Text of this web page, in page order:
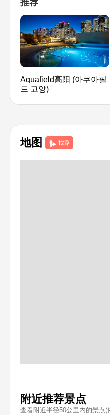
推荐
Aquafield高阳 (아쿠아필
드 고양)
地图 找路
附近推荐景点
查看附近半径50公里內的景点(